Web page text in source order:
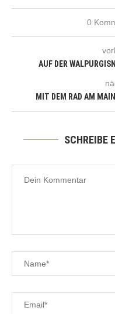
0
AUF DER
MIT DEM RAD AM
SCHREIBE